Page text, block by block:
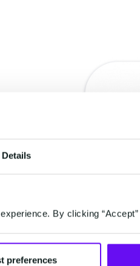
Details
By clicking
preferences